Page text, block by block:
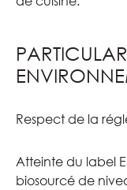
Respect de la
Atteinte du label
biosourcé de